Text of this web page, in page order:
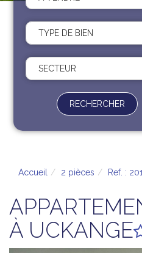
Recrutement
Contact
Documents
TYPE DE BIEN
SECTEUR
RECHERCHER
Accueil 2 pièces Ref. :
À UCKANGE